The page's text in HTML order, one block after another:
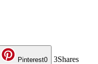
Pinterest0 3Shares